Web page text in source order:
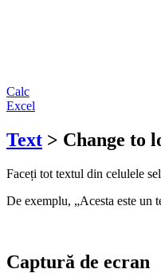
Calc
Excel
Text > Change to
Faceți tot textul din celulele
De exemplu, „Acesta este un
Captură de ecran